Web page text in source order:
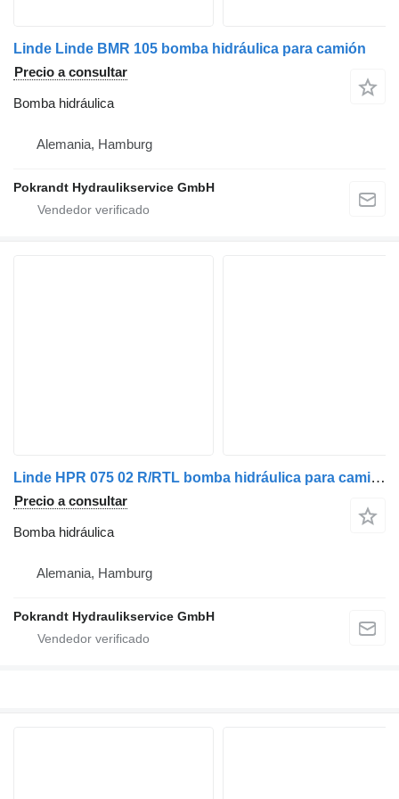
Linde Linde BMR 105 bomba hidráulica para camión
Precio a consultar
Bomba hidráulica
Alemania, Hamburg
Pokrandt Hydraulikservice GmbH
Linde HPR 075 02 R/RTL bomba hidráulica para camión
Precio a consultar
Bomba hidráulica
Alemania, Hamburg
Pokrandt Hydraulikservice GmbH